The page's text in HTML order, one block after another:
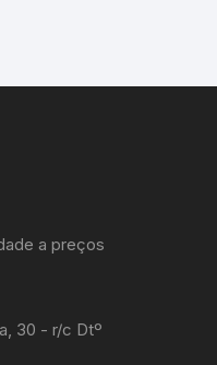
a preços
30 - r/c Dtº